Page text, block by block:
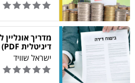
מדריך
דיגיטלית PDF)
ישראל שוויד